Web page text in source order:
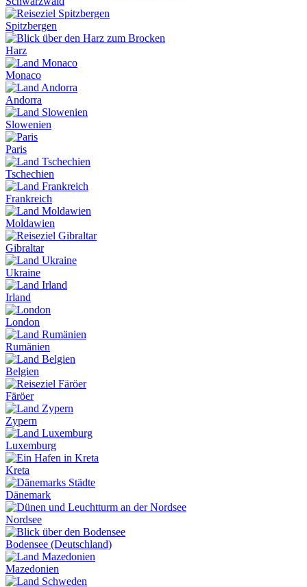
Spitzbergen
Harz
Monaco
Andorra
Slowenien
Paris
Tschechien
Frankreich
Moldawien
Gibraltar
Ukraine
Irland
London
Rumänien
Belgien
Färöer
Zypern
Luxemburg
Kreta
Dänemark
Nordsee
Bodensee (Deutschland)
Mazedonien